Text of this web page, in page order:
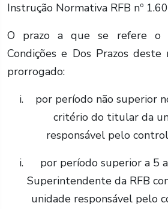
Instrução Normativa RFB nº
O prazo a que se refere o
Condições e Dos Prazos
prorrogado:
por período não superior
critério do titular da
responsável pelo
por período superior a 5
Superintendente da RFB
unidade responsável pelo